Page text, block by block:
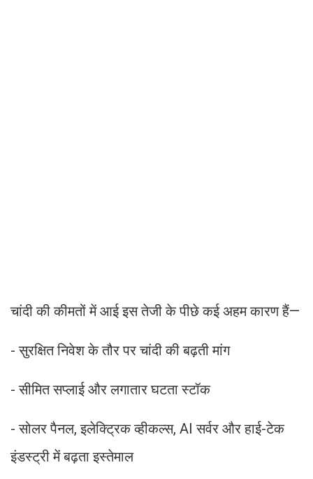
चांदी की कीमतों में आई इस तेजी के पीछे कई अहम कारण हैं—
- सुरक्षित निवेश के तौर पर चांदी की बढ़ती मांग
- सीमित सप्लाई और लगातार घटता स्टॉक
- सोलर पैनल, इलेक्ट्रिक व्हीकल्स, AI सर्वर और हाई-टेक
इंडस्ट्री में बढ़ता इस्तेमाल